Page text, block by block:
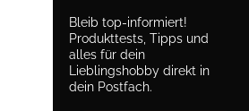
Bleib top-informiert!
Produkttests, Tipps und
alles für dein
Lieblingshobby direkt in
dein Postfach.